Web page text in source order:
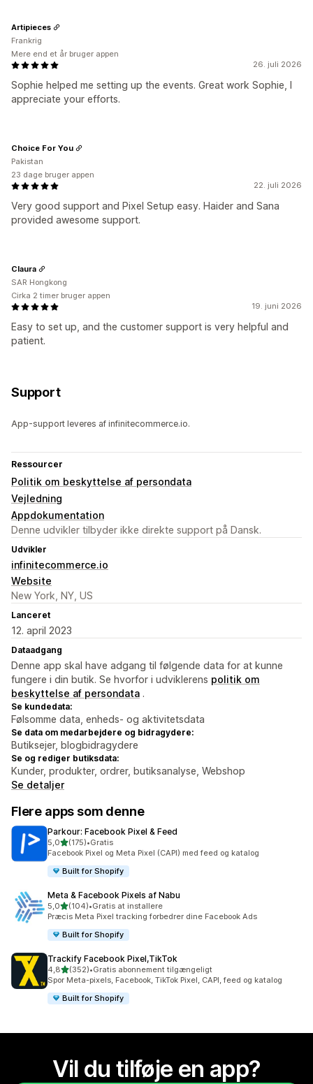
26. juli 2026
Sophie helped me setting up the events. Great work Sophie, I
appreciate your efforts.
Artipieces
Frankrig
Mere end et år bruger appen
22. juli 2026
Very good support and Pixel Setup easy. Haider and Sana
provided awesome support.
Choice For You
Pakistan
23 dage bruger appen
19. juni 2026
Easy to set up, and the customer support is very helpful and
patient.
Claura
SAR Hongkong
Cirka 2 timer bruger appen
Support
App-support leveres af infinitecommerce.io.
Ressourcer
Politik om beskyttelse af persondata
Vejledning
Appdokumentation
Denne udvikler tilbyder ikke direkte support på Dansk.
Udvikler
infinitecommerce.io
Website
New York, NY, US
Lanceret
12. april 2023
Dataadgang
Denne app skal have adgang til følgende data for at kunne
fungere i din butik. Se hvorfor i udviklerens politik om
beskyttelse af persondata .
Se kundedata:
Følsomme data, enheds- og aktivitetsdata
Se data om medarbejdere og bidragydere:
Butiksejer, blogbidragydere
Se og rediger butiksdata:
Kunder, produkter, ordrer, butiksanalyse, Webshop
Se detaljer
Flere apps som denne
Parkour: Facebook Pixel & Feed
5,0ud af 5 stjerner
(175)
175 anmeldelser i alt
•Gratis
Facebook Pixel og Meta Pixel (CAPI) med feed og katalog
Built for Shopify
Meta & Facebook Pixels af Nabu
5,0ud af 5 stjerner
(104)
104 anmeldelser i alt
•Gratis at installere
Præcis Meta Pixel tracking forbedrer dine Facebook Ads
Built for Shopify
Trackify Facebook Pixel,TikTok
4,8ud af 5 stjerner
(352)
352 anmeldelser i alt
•Gratis abonnement tilgængeligt
Spor Meta-pixels, Facebook, TikTok Pixel, CAPI, feed og katalog
Built for Shopify
Vil du tilføje en app?